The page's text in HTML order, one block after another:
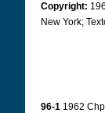
Copyright:
New York;
96-1 1962